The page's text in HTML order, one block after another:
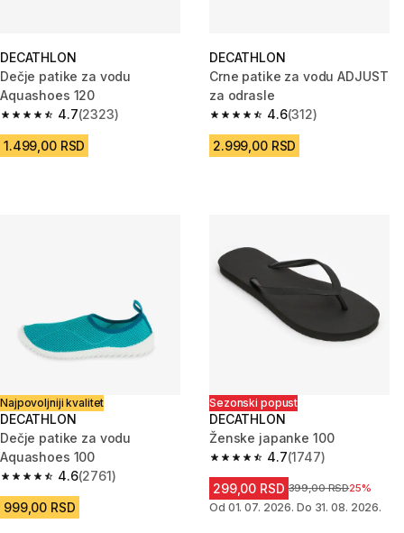
DECATHLON
Dečje patike za vodu
Aquashoes 120
4.7
4.7 od 5 zvezdica from 2323 Recenzije
(2323)
1.499,00 RSD
DECATHLON
Crne patike za vodu ADJUST
za odrasle
4.6
4.6 od 5 zvezdica from 312
(312)
2.999,00 RSD
Najpovoljniji kvalitet
DECATHLON
Dečje patike za vodu
Aquashoes 100
4.6
4.6 od 5 zvezdica from 2761 Recenzije
(2761)
999,00 RSD
Sezonski popust
DECATHLON
Ženske japanke 100
4.7
4.7 od 5 zvezdica from 1747
(1747)
299,00 RSD Cena pre sniženja
399,00 RSD25%
Od 01. 07. 2026. Do 31. 08. 2026.